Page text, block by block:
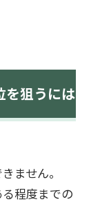
狙うには
ません。
程度までの